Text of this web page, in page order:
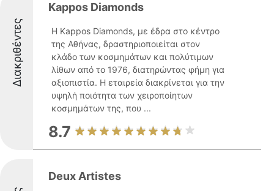
Διακριθέντες
Kappos Diamonds
Η Kappos Diamonds, με έδρα στο κέντρο
της Αθήνας, δραστηριοποιείται στον
κλάδο των κοσμημάτων και πολύτιμων
λίθων από το 1976, διατηρώντας φήμη για
αξιοπιστία. Η εταιρεία διακρίνεται για την
υψηλή ποιότητα των χειροποίητων
κοσμημάτων της, που ...
8.7
Deux Artistes